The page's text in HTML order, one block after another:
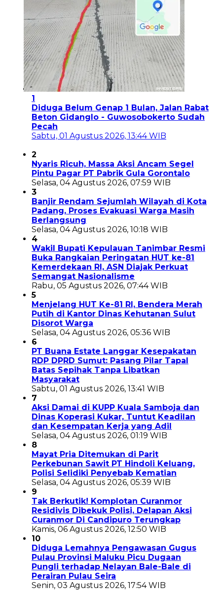
1
Diduga Belum Genap 1 Bulan, Jalan Rabat
Beton Gidanglo - Guwosobokerto Sudah
Pecah
Sabtu, 01 Agustus 2026, 13:44 WIB
2
Nyaris Ricuh, Massa Aksi Ancam Segel
Pintu Pagar PT Pabrik Gula Gorontalo
Selasa, 04 Agustus 2026, 07:59 WIB
3
Banjir Rendam Sejumlah Wilayah di Kota
Padang, Proses Evakuasi Warga Masih
Berlangsung
Selasa, 04 Agustus 2026, 10:18 WIB
4
Wakil Bupati Kepulauan Tanimbar Resmi
Buka Rangkaian Peringatan HUT ke-81
Kemerdekaan RI, ASN Diajak Perkuat
Semangat Nasionalisme
Rabu, 05 Agustus 2026, 07:44 WIB
5
Menjelang HUT Ke-81 RI, Bendera Merah
Putih di Kantor Dinas Kehutanan Sulut
Disorot Warga
Selasa, 04 Agustus 2026, 05:36 WIB
6
PT Buana Estate Langgar Kesepakatan
RDP DPRD Sumut: Pasang Pilar Tapal
Batas Sepihak Tanpa Libatkan
Masyarakat
Sabtu, 01 Agustus 2026, 13:41 WIB
7
Aksi Damai di KUPP Kuala Samboja dan
Dinas Koperasi Kukar, Tuntut Keadilan
dan Kesempatan Kerja yang Adil
Selasa, 04 Agustus 2026, 01:19 WIB
8
Mayat Pria Ditemukan di Parit
Perkebunan Sawit PT Hindoli Keluang,
Polisi Selidiki Penyebab Kematian
Selasa, 04 Agustus 2026, 05:39 WIB
9
Tak Berkutik! Komplotan Curanmor
Residivis Dibekuk Polisi, Delapan Aksi
Curanmor Di Candipuro Terungkap
Kamis, 06 Agustus 2026, 12:50 WIB
10
Diduga Lemahnya Pengawasan Gugus
Pulau Provinsi Maluku Picu Dugaan
Pungli terhadap Nelayan Bale-Bale di
Perairan Pulau Seira
Senin, 03 Agustus 2026, 17:54 WIB